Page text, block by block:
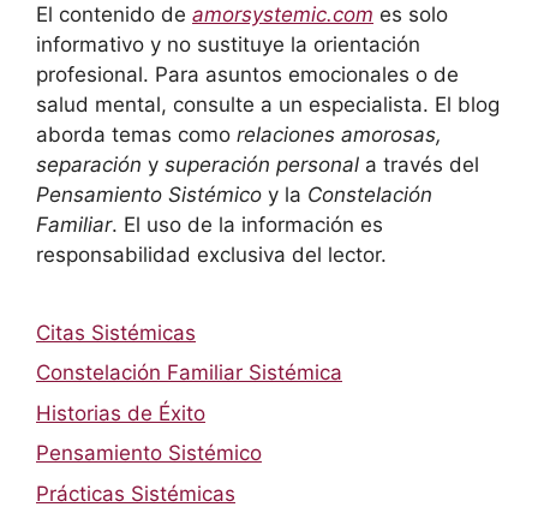
El contenido de amorsystemic.com es solo
informativo y no sustituye la orientación
profesional. Para asuntos emocionales o de
salud mental, consulte a un especialista. El blog
aborda temas como relaciones amorosas,
separación y superación personal a través del
Pensamiento Sistémico y la Constelación
Familiar. El uso de la información es
responsabilidad exclusiva del lector.
Citas Sistémicas
Constelación Familiar Sistémica
Historias de Éxito
Pensamiento Sistémico
Prácticas Sistémicas